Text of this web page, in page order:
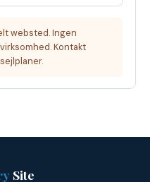
websted. Ingen
Kontakt
Site